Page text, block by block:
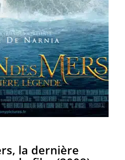
la dernière